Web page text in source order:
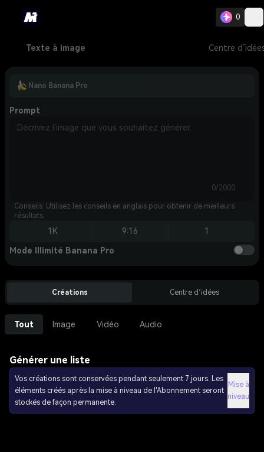
0
Texte à image Centre
Nano Banana Pro
Prompt
0/2000
Conseils: Utilisez les conseils en anglais pour obtenir de meilleurs
résultats.
1K 9:16 1
Mode Illimité Banana Pro
Créations Centre d’idées
Tout Image Vidéo Audio
Générer une liste
Vos créations sont conservées pendant seulement 7 jours. Les
éléments créés après la mise à niveau de l'Abonnement seront
stockés de façon permanente.
Mise à
niveau